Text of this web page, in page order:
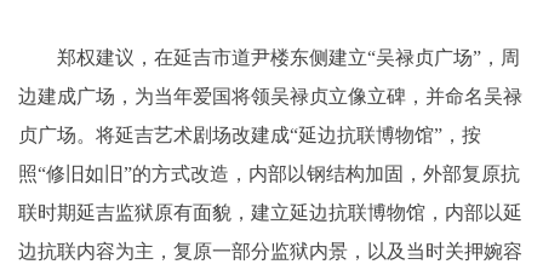
郑权建议，在延吉市道尹楼东侧建立“吴禄贞广场”，周
边建成广场，为当年爱国将领吴禄贞立像立碑，并命名吴禄
贞广场。将延吉艺术剧场改建成“延边抗联博物馆”，按
照“修旧如旧”的方式改造，内部以钢结构加固，外部复原抗
联时期延吉监狱原有面貌，建立延边抗联博物馆，内部以延
边抗联内容为主，复原一部分监狱内景，以及当时关押婉容